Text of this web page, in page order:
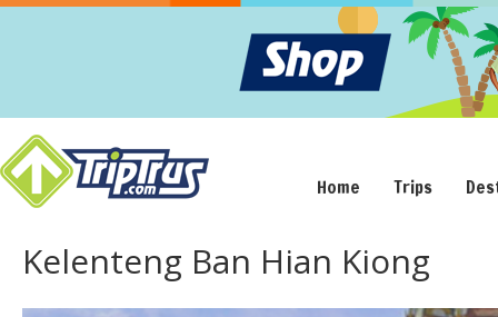
Home Trips
Kelenteng Ban Hian Kiong